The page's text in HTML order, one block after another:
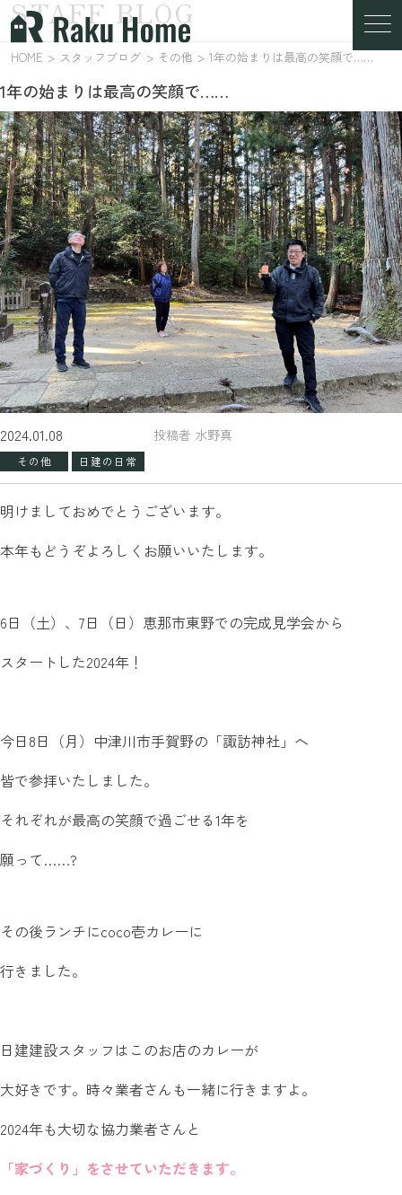
スタッフブログ
STAFF BLOG
HOME スタッフブログ その他 1年の始まりは最高の笑顔で……
1年の始まりは最高の笑顔で……
2024.01.08 投稿者 水野真
その他 日建の日常
明けましておめでとうございます。
本年もどうぞよろしくお願いいたします。
6日（土）、7日（日）恵那市東野での完成見学会から
スタートした2024年！
今日8日（月）中津川市手賀野の「諏訪神社」へ
皆で参拝いたしました。
それぞれが最高の笑顔で過ごせる1年を
願って……?
その後ランチにcoco壱カレーに
行きました。
日建建設スタッフはこのお店のカレーが
大好きです。時々業者さんも一緒に行きますよ。
2024年も大切な協力業者さんと
「家づくり」をさせていただきます。